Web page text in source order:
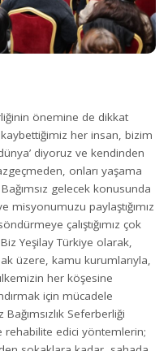
önemine de dikkat
kaybettiğimiz her insan, bizim
diyoruz ve kendinden
onları yaşama
gelecek konusunda
misyonumuzu paylaştığımız
çalıştığımız çok
Yeşilay Türkiye olarak,
üzere, kamu kurumlarıyla,
her köşesine
için mücadele
Seferberliği
edici yöntemlerin;